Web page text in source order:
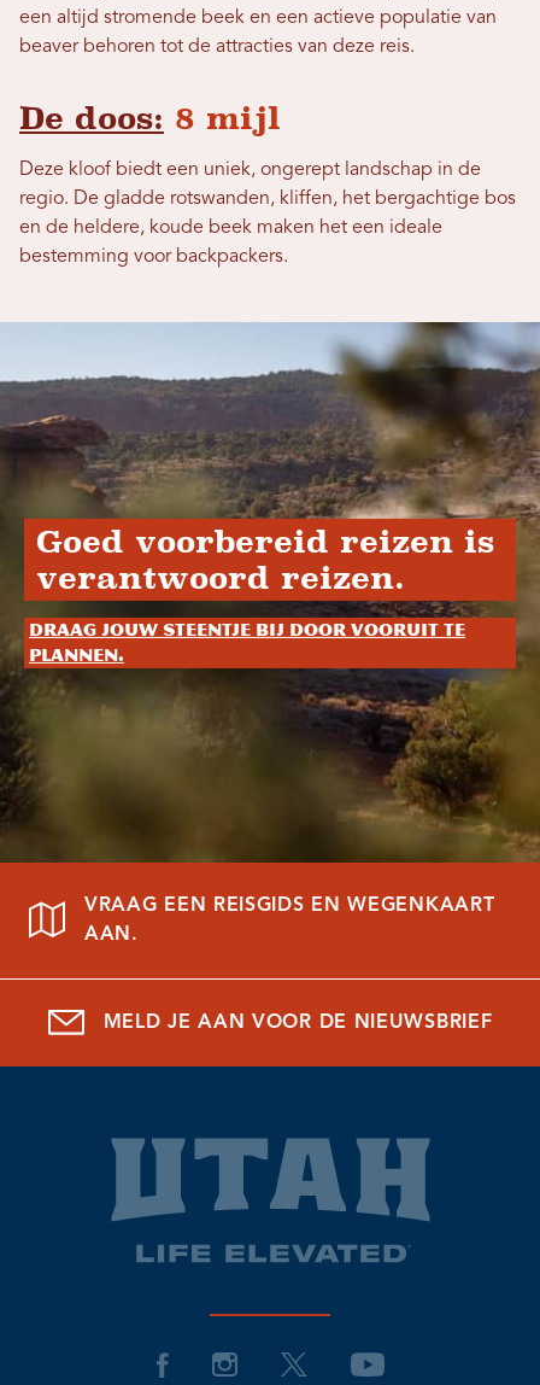
een altijd stromende beek en een actieve populatie van
beaver behoren tot de attracties van deze reis.
De doos: 8 mijl
Deze kloof biedt een uniek, ongerept landschap in de
regio. De gladde rotswanden, kliffen, het bergachtige bos
en de heldere, koude beek maken het een ideale
bestemming voor backpackers.
Goed voorbereid reizen is
verantwoord reizen.
Draag jouw steentje bij door vooruit te
plannen.
VRAAG EEN REISGIDS EN WEGENKAART
AAN.
MELD JE AAN VOOR DE NIEUWSBRIEF